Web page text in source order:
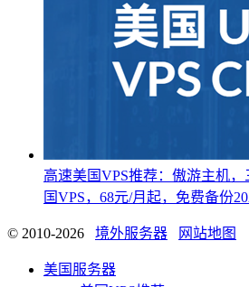
高速美国VPS推荐：傲游主机
国VPS，68元/月起，免费备份
© 2010-2026 境外服务器 网站地图
美国服务器